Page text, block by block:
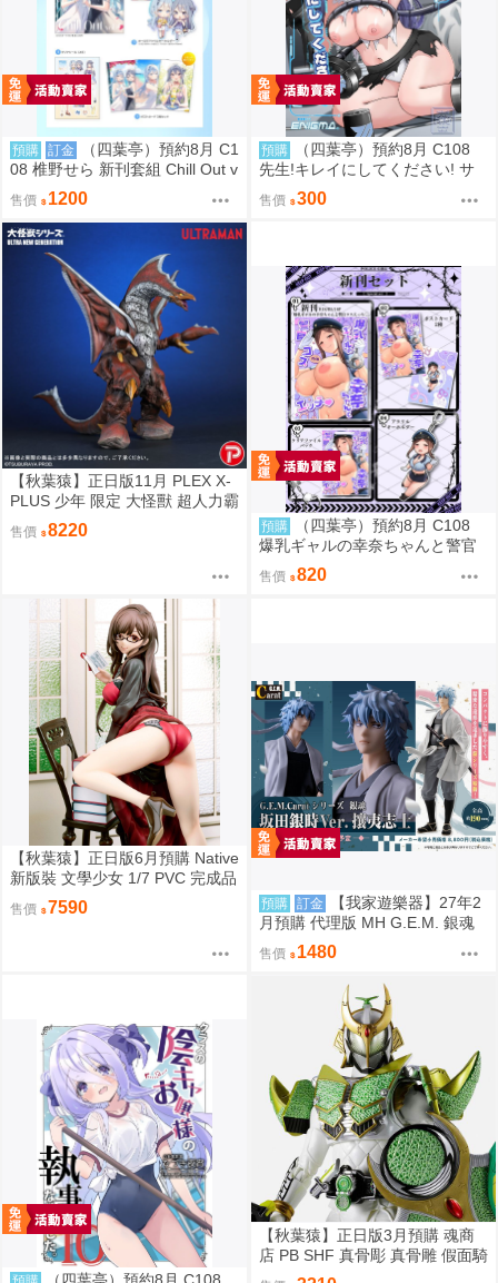
預購 訂金
（四葉亭）預約8月 C1
08 椎野せら 新刊套組 Chill Out v
售價 1200
預購
（四葉亭）預約8月 C108
先生!キレイにしてください! サ
メジマ
售價 300
【秋葉猿】正日版11月 PLEX X-
PLUS 少年 限定 大怪獸 超人力霸
王 迪卡 迪迦 超古代鳥 美爾巴 少
限
售價 8220 預購
（四葉亭）預約8月 C108
爆乳ギャルの幸奈ちゃんと警官
コスエッチ 新刊套組 猫耳と黒マ
スク
售價 820
【秋葉猿】正日版6月預購 Native
新版裝 文學少女 1/7 PVC 完成品
售價 7590 預購 訂金
【我家遊樂器】27年2
月預購 代理版 MH G.E.M. 銀魂
坂田銀時 攘夷志士
售價 1480
（四葉亭）預約8月 C108
【秋葉猿】正日版3月預購 魂商
店 PB SHF 真骨彫 真骨雕 假面騎
士 鎧武 斬月 哈密瓜